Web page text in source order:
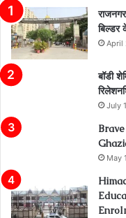
बिल्डर
April
बॉडी
July
May